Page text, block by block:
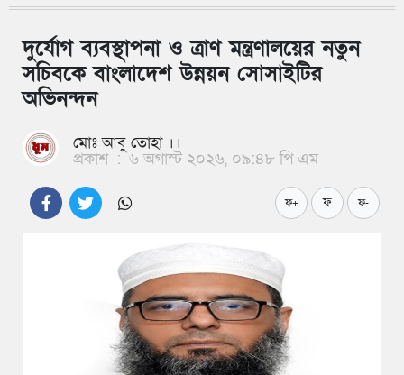
দুর্যোগ ব্যবস্থাপনা ও ত্রাণ মন্ত্রণালয়ের নতুন
সচিবকে বাংলাদেশ উন্নয়ন সোসাইটির
অভিনন্দন
মোঃ আবু তোহা ।।
প্রকাশ : ৬ অগাস্ট ২০২৬, ০৯:৪৮ পি এম
ফ+ ফ ফ-